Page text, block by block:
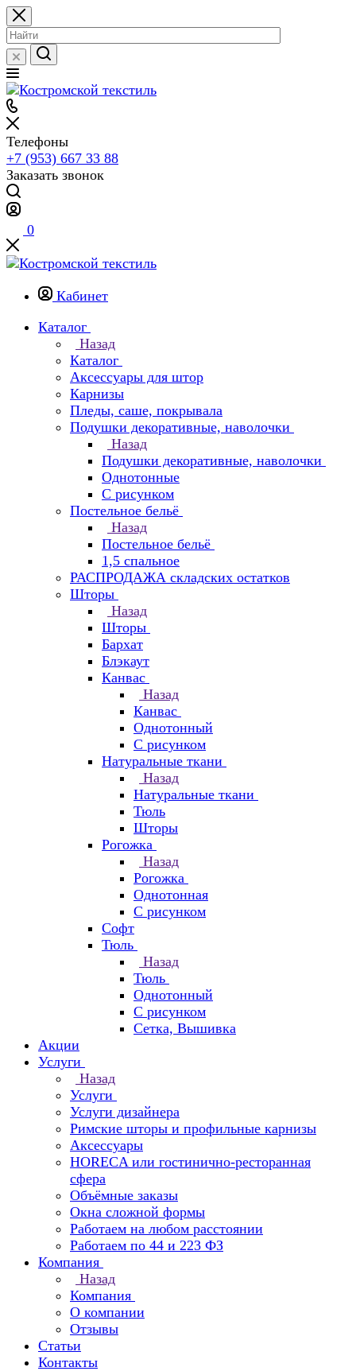
Телефоны
+7 (953) 667 33 88
Заказать звонок
0
Кабинет
Каталог
Назад
Каталог
Аксессуары для штор
Карнизы
Пледы, саше, покрывала
Подушки декоративные, наволочки
Назад
Подушки декоративные, наволочки
Однотонные
С рисунком
Постельное бельё
Назад
Постельное бельё
1,5 спальное
РАСПРОДАЖА складских остатков
Шторы
Назад
Шторы
Бархат
Блэкаут
Канвас
Назад
Канвас
Однотонный
С рисунком
Натуральные ткани
Назад
Натуральные ткани
Тюль
Шторы
Рогожка
Назад
Рогожка
Однотонная
С рисунком
Софт
Тюль
Назад
Тюль
Однотонный
С рисунком
Сетка, Вышивка
Акции
Услуги
Назад
Услуги
Услуги дизайнера
Римские шторы и профильные карнизы
Аксессуары
HORECA или гостинично-ресторанная
сфера
Объёмные заказы
Окна сложной формы
Работаем на любом расстоянии
Работаем по 44 и 223 ФЗ
Компания
Назад
Компания
О компании
Отзывы
Статьи
Контакты